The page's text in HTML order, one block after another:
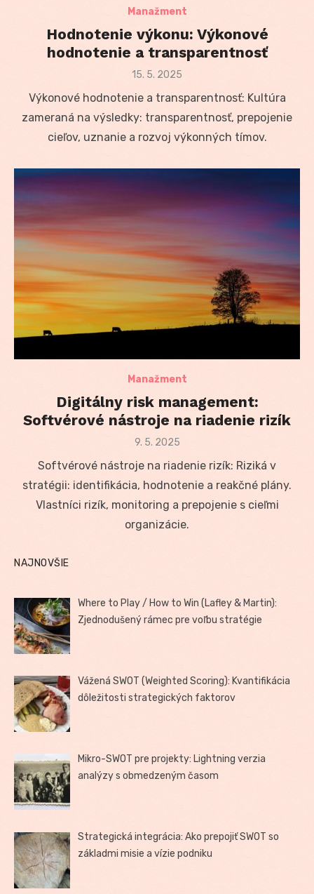
Manažment
Hodnotenie výkonu: Výkonové
hodnotenie a transparentnosť
Posted
15. 5. 2025
Výkonové hodnotenie a transparentnosť: Kultúra
zameraná na výsledky: transparentnosť, prepojenie
cieľov, uznanie a rozvoj výkonných tímov.
Manažment
Digitálny risk management:
Softvérové nástroje na riadenie rizík
Posted
9. 5. 2025
Softvérové nástroje na riadenie rizík: Riziká v
stratégii: identifikácia, hodnotenie a reakčné plány.
Vlastníci rizík, monitoring a prepojenie s cieľmi
organizácie.
NAJNOVŠIE
Where to Play / How to Win (Lafley & Martin):
Zjednodušený rámec pre voľbu stratégie
Vážená SWOT (Weighted Scoring): Kvantifikácia
dôležitosti strategických faktorov
Mikro-SWOT pre projekty: Lightning verzia
analýzy s obmedzeným časom
Strategická integrácia: Ako prepojiť SWOT so
základmi misie a vízie podniku